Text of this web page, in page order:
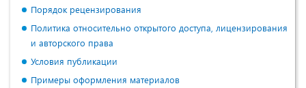
Порядок рецензирования
Политика относительно открытого доступа, лицензирования
и авторского права
Условия публикации
Примеры оформления материалов